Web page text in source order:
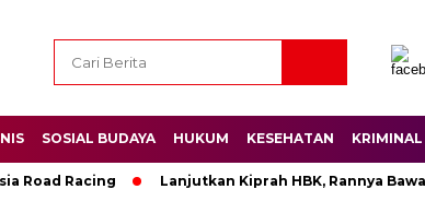
SOSIAL BUDAYA HUKUM KESEHATAN KRIMINAL
Road Racing Lanjutkan Kiprah HBK, Rannya